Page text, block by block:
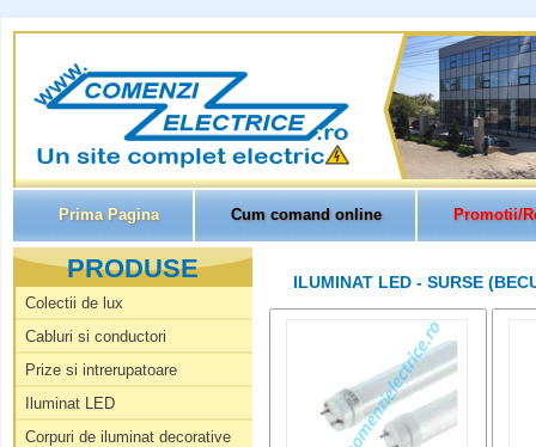
Prima Pagina Cum comand online Promotii/
PRODUSE
Colectii de lux
Cabluri si conductori
Prize si intrerupatoare
Iluminat LED
Corpuri de iluminat decorative
ILUMINAT LED - SURSE